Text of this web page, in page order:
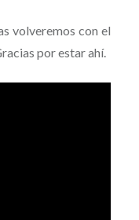
volveremos con el
por estar ahí.